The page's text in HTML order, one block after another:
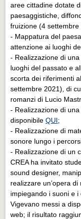
aree cittadine dotate
paesaggistiche,
fruizione (4 settembre
- Mappatura del
attenzione ai luoghi
- Realizzazione di
luoghi del passato e
scorta dei riferimenti
settembre 2021), di
romanzi di Lucio
- Realizzazione di
disponibileQUI;
- Realizzazione di
sonore lungo i
- Realizzazione di un
CREA ha invitato
sound designer,
realizzare un’opera
impiegando i suoni e
Vigevano messi a
web; il risultato